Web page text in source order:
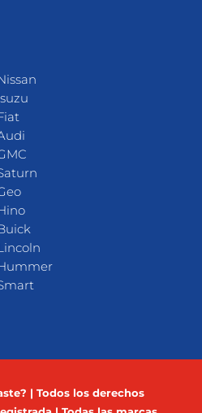
| Todos los derechos